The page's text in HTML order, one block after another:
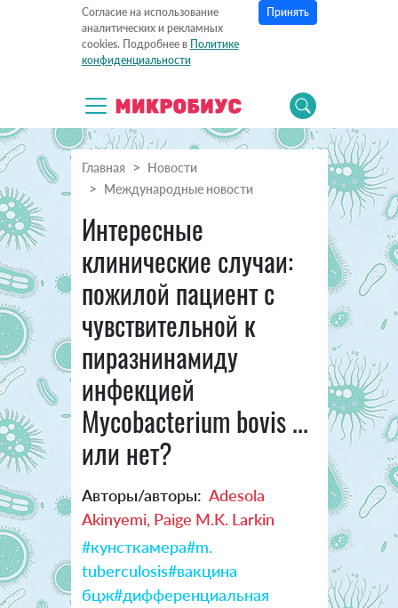
Согласие на использование
аналитических и рекламных
cookies. Подробнее в Политике
конфиденциальности
Принять
Главная
Новости
Международные новости
Интересные
клинические случаи:
пожилой пациент с
чувствительной к
пиразнинамиду
инфекцией
Mycobacterium bovis ...
или нет?
Авторы/авторы: Adesola
Akinyemi, Paige M.K. Larkin
#кунсткамера#m.
tuberculosis#вакцина
бцж#дифференциальная